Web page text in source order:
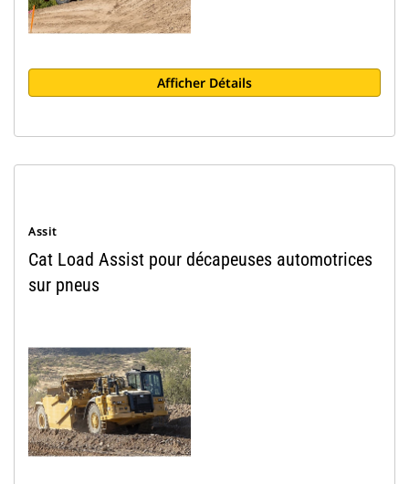
Afficher Détails
Assit
Cat Load Assist pour décapeuses automotrices
sur pneus